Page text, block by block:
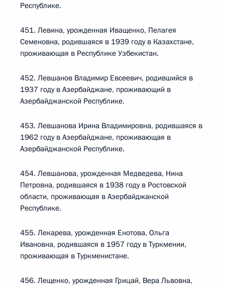
Республике.
451. Левина, урожденная Иващенко, Пелагея
Семеновна, родившаяся в 1939 году в Казахстане,
проживающая в Республике Узбекистан.
452. Левшанов Владимир Евсеевич, родившийся в
1937 году в Азербайджане, проживающий в
Азербайджанской Республике.
453. Левшанова Ирина Владимировна, родившаяся в
1962 году в Азербайджане, проживающая в
Азербайджанской Республике.
454. Левшанова, урожденная Медведева, Нина
Петровна, родившаяся в 1938 году в Ростовской
области, проживающая в Азербайджанской
Республике.
455. Лекарева, урожденная Енотова, Ольга
Ивановна, родившаяся в 1957 году в Туркмении,
проживающая в Туркменистане.
456. Лещенко, урожденная Грицай, Вера Львовна,